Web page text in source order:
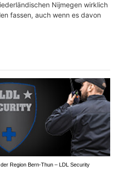
Nijmegen wirklich
fassen, auch wenn es davon
Region Bern-Thun – LDL Security